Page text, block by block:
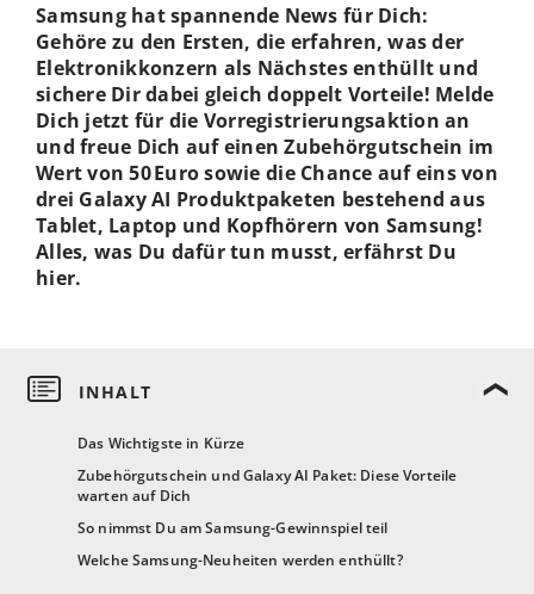
Das Wichtigste in Kürze
Zubehörgutschein und Galaxy AI Paket: Diese Vorteile
warten auf Dich
So nimmst Du am Samsung-Gewinnspiel teil
Welche Samsung-Neuheiten werden enthüllt?
Samsung hat spannende News für Dich:
Gehöre zu den Ersten, die erfahren, was der
Elektronikkonzern als Nächstes enthüllt und
sichere Dir dabei gleich doppelt Vorteile! Melde
Dich jetzt für die Vorregistrierungsaktion an
und freue Dich auf einen Zubehörgutschein im
Wert von 50Euro sowie die Chance auf eins von
drei Galaxy AI Produktpaketen bestehend aus
Tablet, Laptop und Kopfhörern von Samsung!
Alles, was Du dafür tun musst, erfährst Du
hier.